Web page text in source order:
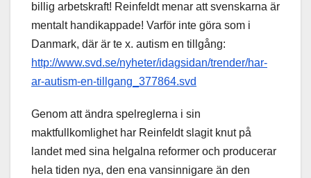
billig arbetskraft! Reinfeldt menar att svenskarna är
mentalt handikappade! Varför inte göra som i
Danmark, där är te x. autism en tillgång:
http://www.svd.se/nyheter/idagsidan/trender/har-
ar-autism-en-tillgang_377864.svd
Genom att ändra spelreglerna i sin
maktfullkomlighet har Reinfeldt slagit knut på
landet med sina helgalna reformer och producerar
hela tiden nya, den ena vansinnigare än den